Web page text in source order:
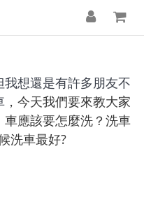
我想還是有許多朋友不
，今天我們要來教大家
應該要怎麼洗？洗車
洗車最好?